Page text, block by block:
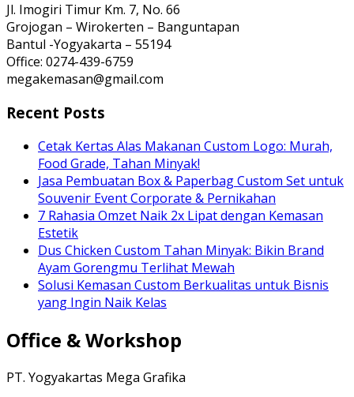
Jl. Imogiri Timur Km. 7, No. 66
Grojogan – Wirokerten – Banguntapan
Bantul -Yogyakarta – 55194
Office: 0274-439-6759
megakemasan@gmail.com
Recent Posts
Cetak Kertas Alas Makanan Custom Logo: Murah,
Food Grade, Tahan Minyak!
Jasa Pembuatan Box & Paperbag Custom Set untuk
Souvenir Event Corporate & Pernikahan
7 Rahasia Omzet Naik 2x Lipat dengan Kemasan
Estetik
Dus Chicken Custom Tahan Minyak: Bikin Brand
Ayam Gorengmu Terlihat Mewah
Solusi Kemasan Custom Berkualitas untuk Bisnis
yang Ingin Naik Kelas
Office & Workshop
PT. Yogyakartas Mega Grafika